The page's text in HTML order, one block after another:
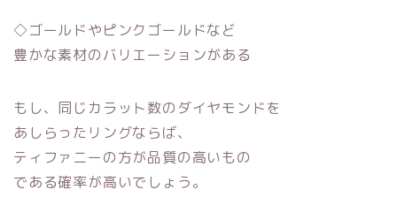
◇ゴールドやピンクゴールドなど
豊かな素材のバリエーションがある
もし、同じカラット数のダイヤモンドを
あしらったリングならば、
ティファニーの方が品質の高いもの
である確率が高いでしょう。